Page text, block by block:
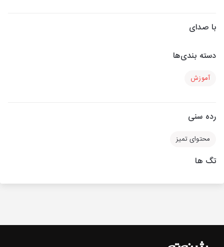
با صدای
دسته بندی‌ها
آموزش
رده سنی
محتوای تمیز
تگ ها